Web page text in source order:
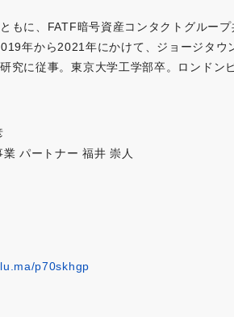
もに、FATF暗号資産コンタクトグルー
年から2021年にかけて、ジョージタウ
究に従事。東京大学工学部卒。ロンドン
パートナー 福井 崇人
p70skhgp